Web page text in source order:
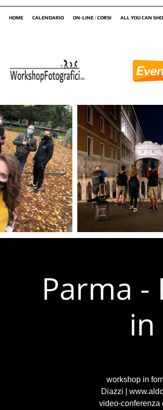
HOME CALENDARIO ON-LINE | CORSI ALL YOU CAN
Parma
workshop in
Diazzi |
video-conferenza